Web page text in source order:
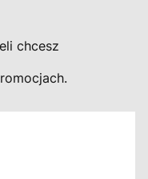
chcesz